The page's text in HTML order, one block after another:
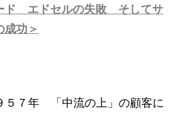
ド エドセルの失敗 そしてサ
成功＞
５７年 「中流の上」の顧客に